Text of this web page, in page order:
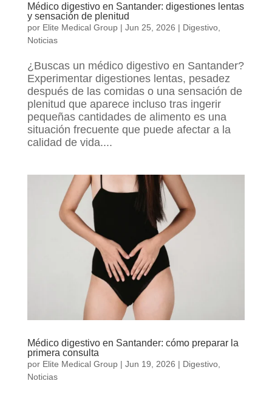
Médico digestivo en Santander: digestiones lentas
y sensación de plenitud
por Elite Medical Group| Jun 25, 2026 | Digestivo,
Noticias
¿Buscas un médico digestivo en Santander?
Experimentar digestiones lentas, pesadez
después de las comidas o una sensación de
plenitud que aparece incluso tras ingerir
pequeñas cantidades de alimento es una
situación frecuente que puede afectar a la
calidad de vida....
Médico digestivo en Santander: cómo preparar la
primera consulta
por Elite Medical Group| Jun 19, 2026 | Digestivo,
Noticias